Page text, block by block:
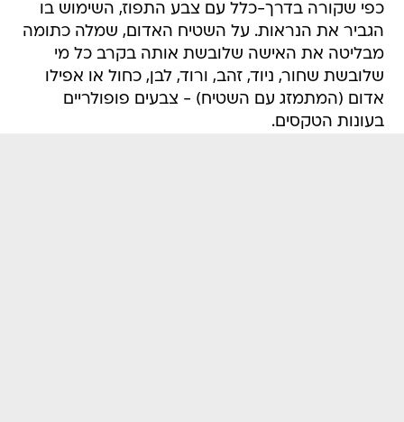
כפי שקורה בדרך-כלל עם צבע התפוז, השימוש בו
הגביר את הנראות. על השטיח האדום, שמלה כתומה
מבליטה את האישה שלובשת אותה בקרב כל מי
שלובשת שחור, ניוד, זהב, ורוד, לבן, כחול או אפילו
אדום (המתמזג עם השטיח) - צבעים פופולריים
בעונות הטקסים.